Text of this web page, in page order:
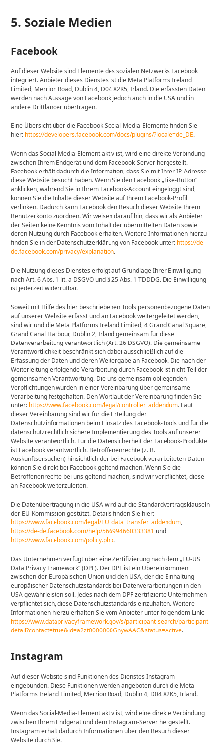
5. Soziale Medien
Facebook
Auf dieser Website sind Elemente des sozialen Netzwerks Facebook
integriert. Anbieter dieses Dienstes ist die Meta Platforms Ireland
Limited, Merrion Road, Dublin 4, D04 X2K5, Irland. Die erfassten Daten
werden nach Aussage von Facebook jedoch auch in die USA und in
andere Drittländer übertragen.
Eine Übersicht über die Facebook Social-Media-Elemente finden Sie
hier: https://developers.facebook.com/docs/plugins/?locale=de_DE.
Wenn das Social-Media-Element aktiv ist, wird eine direkte Verbindung
zwischen Ihrem Endgerät und dem Facebook-Server hergestellt.
Facebook erhält dadurch die Information, dass Sie mit Ihrer IP-Adresse
diese Website besucht haben. Wenn Sie den Facebook „Like-Button“
anklicken, während Sie in Ihrem Facebook-Account eingeloggt sind,
können Sie die Inhalte dieser Website auf Ihrem Facebook-Profil
verlinken. Dadurch kann Facebook den Besuch dieser Website Ihrem
Benutzerkonto zuordnen. Wir weisen darauf hin, dass wir als Anbieter
der Seiten keine Kenntnis vom Inhalt der übermittelten Daten sowie
deren Nutzung durch Facebook erhalten. Weitere Informationen hierzu
finden Sie in der Datenschutzerklärung von Facebook unter: https://de-
de.facebook.com/privacy/explanation.
Die Nutzung dieses Dienstes erfolgt auf Grundlage Ihrer Einwilligung
nach Art. 6 Abs. 1 lit. a DSGVO und § 25 Abs. 1 TDDDG. Die Einwilligung
ist jederzeit widerrufbar.
Soweit mit Hilfe des hier beschriebenen Tools personenbezogene Daten
auf unserer Website erfasst und an Facebook weitergeleitet werden,
sind wir und die Meta Platforms Ireland Limited, 4 Grand Canal Square,
Grand Canal Harbour, Dublin 2, Irland gemeinsam für diese
Datenverarbeitung verantwortlich (Art. 26 DSGVO). Die gemeinsame
Verantwortlichkeit beschränkt sich dabei ausschließlich auf die
Erfassung der Daten und deren Weitergabe an Facebook. Die nach der
Weiterleitung erfolgende Verarbeitung durch Facebook ist nicht Teil der
gemeinsamen Verantwortung. Die uns gemeinsam obliegenden
Verpflichtungen wurden in einer Vereinbarung über gemeinsame
Verarbeitung festgehalten. Den Wortlaut der Vereinbarung finden Sie
unter: https://www.facebook.com/legal/controller_addendum. Laut
dieser Vereinbarung sind wir für die Erteilung der
Datenschutzinformationen beim Einsatz des Facebook-Tools und für die
datenschutzrechtlich sichere Implementierung des Tools auf unserer
Website verantwortlich. Für die Datensicherheit der Facebook-Produkte
ist Facebook verantwortlich. Betroffenenrechte (z. B.
Auskunftsersuchen) hinsichtlich der bei Facebook verarbeiteten Daten
können Sie direkt bei Facebook geltend machen. Wenn Sie die
Betroffenenrechte bei uns geltend machen, sind wir verpflichtet, diese
an Facebook weiterzuleiten.
Die Datenübertragung in die USA wird auf die Standardvertragsklauseln
der EU-Kommission gestützt. Details finden Sie hier:
https://www.facebook.com/legal/EU_data_transfer_addendum,
https://de-de.facebook.com/help/566994660333381 und
https://www.facebook.com/policy.php.
Das Unternehmen verfügt über eine Zertifizierung nach dem „EU-US
Data Privacy Framework“ (DPF). Der DPF ist ein Übereinkommen
zwischen der Europäischen Union und den USA, der die Einhaltung
europäischer Datenschutzstandards bei Datenverarbeitungen in den
USA gewährleisten soll. Jedes nach dem DPF zertifizierte Unternehmen
verpflichtet sich, diese Datenschutzstandards einzuhalten. Weitere
Informationen hierzu erhalten Sie vom Anbieter unter folgendem Link:
https://www.dataprivacyframework.gov/s/participant-search/participant-
detail?contact=true&id=a2zt0000000GnywAAC&status=Active.
Instagram
Auf dieser Website sind Funktionen des Dienstes Instagram
eingebunden. Diese Funktionen werden angeboten durch die Meta
Platforms Ireland Limited, Merrion Road, Dublin 4, D04 X2K5, Irland.
Wenn das Social-Media-Element aktiv ist, wird eine direkte Verbindung
zwischen Ihrem Endgerät und dem Instagram-Server hergestellt.
Instagram erhält dadurch Informationen über den Besuch dieser
Website durch Sie.